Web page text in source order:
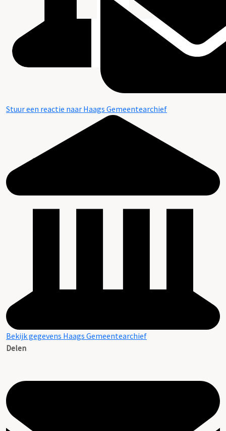
Stuur een reactie naar Haags Gemeentearchief
Bekijk gegevens Haags Gemeentearchief
Delen